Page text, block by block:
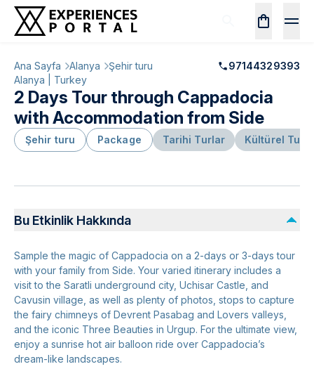
Ana Sayfa Alanya Şehir turu
97144329393
Alanya | Turkey
2 Days Tour through Cappadocia
with Accommodation from Side
Şehir turu Package Tarihi Turlar Kültürel
Bu Etkinlik Hakkında
Sample the magic of Cappadocia on a 2-days or 3-days tour
with your family from Side. Your varied itinerary includes a
visit to the Saratli underground city, Uchisar Castle, and
Cavusin village, as well as plenty of photos, stops to capture
the fairy chimneys of Devrent Pasabag and Lovers valleys,
and the iconic Three Beauties in Urgup. For the ultimate view,
enjoy a sunrise hot air balloon ride over Cappadocia’s
dream-like landscapes.